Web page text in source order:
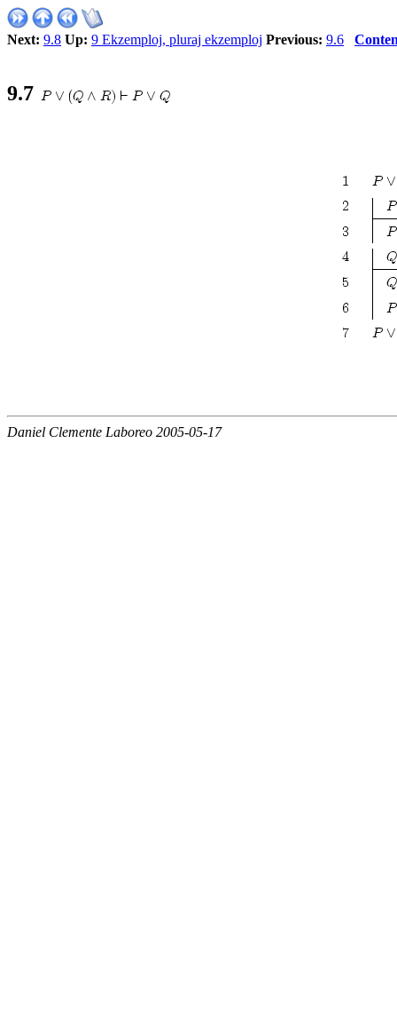
Next: 9.8 Up: 9 Ekzemploj, pluraj ekzemploj Previous: 9.6
9.7
Daniel Clemente Laboreo 2005-05-17